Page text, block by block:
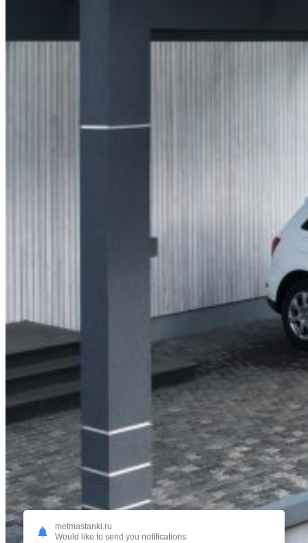
metmastanki.ru
Would like to send you notifications